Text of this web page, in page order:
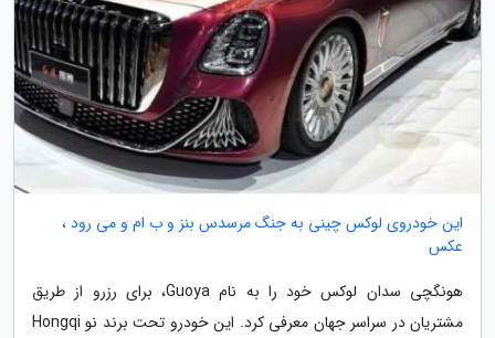
این خودروی لوکس چینی به جنگ مرسدس بنز و ب ام و می رود ،
عکس
هونگچی سدان لوکس خود را به نام Guoya، برای رزرو از طریق
مشتریان در سراسر جهان معرفی کرد. این خودرو تحت برند نو Hongqi